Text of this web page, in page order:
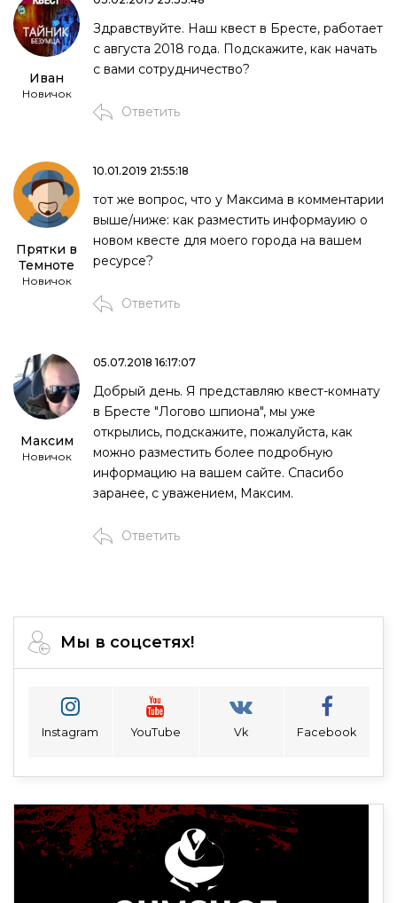
Иван
Новичок
Здравствуйте. Наш квест в Бресте, работает
с августа 2018 года. Подскажите, как начать
с вами сотрудничество?
Ответить
Прятки в
Темноте
Новичок
10.01.2019 21:55:18
тот же вопрос, что у Максима в комментарии
выше/ниже: как разместить информауию о
новом квесте для моего города на вашем
ресурсе?
Ответить
Максим
Новичок
05.07.2018 16:17:07
Добрый день. Я представляю квест-комнату
в Бресте "Логово шпиона", мы уже
открылись, подскажите, пожалуйста, как
можно разместить более подробную
информацию на вашем сайте. Спасибо
заранее, с уважением, Максим.
Ответить
Мы в соцсетях!
Instagram YouTube Vk Facebook